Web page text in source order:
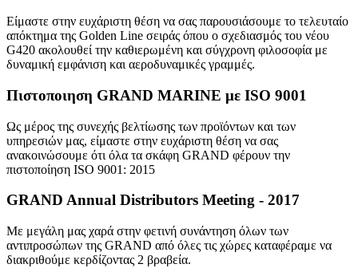
Είμαστε στην ευχάριστη θέση να σας παρουσιάσουμε το τελευταίο
απόκτημα της Golden Line σειράς όπου ο σχεδιασμός του νέου
G420 ακολουθεί την καθιερωμένη και σύγχρονη φιλοσοφία με
δυναμική εμφάνιση και αεροδυναμικές γραμμές.
Πιστοποιηση GRAND MARINE με ISO 9001
Ως μέρος της συνεχής βελτίωσης των προϊόντων και των
υπηρεσιών μας, είμαστε στην ευχάριστη θέση να σας
ανακοινώσουμε ότι όλα τα σκάφη GRAND φέρουν την
πιστοποίηση ISO 9001: 2015
GRAND Annual Distributors Meeting - 2017
Με μεγάλη μας χαρά στην φετινή συνάντηση όλων των
αντιπροσώπων της GRAND από όλες τις χώρες καταφέραμε να
διακριθούμε κερδίζοντας 2 βραβεία.